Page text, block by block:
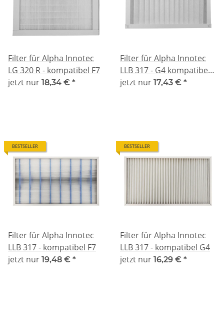
Filter für Alpha Innotec
LG 320 R - kompatibel F7
jetzt nur 18,34 € *
Filter für Alpha Innotec
LLB 317 - G4 kompatibel
(48mm)
jetzt nur 17,43 € *
BESTSELLER
Filter für Alpha Innotec
LLB 317 - kompatibel F7
jetzt nur 19,48 € *
BESTSELLER
Filter für Alpha Innotec
LLB 317 - kompatibel G4
jetzt nur 16,29 € *